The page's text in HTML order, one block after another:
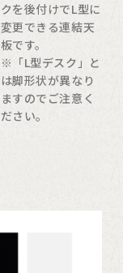
クを後付けでL型に
変更できる連結天
板です。
※「L型デスク」と
は脚形状が異なり
ますのでご注意く
ださい。